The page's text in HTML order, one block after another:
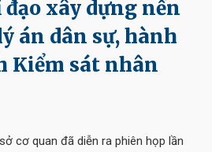
đạo xây dựng nền
án dân sự, hành
Kiểm sát nhân
cơ quan đã diễn ra phiên họp lần